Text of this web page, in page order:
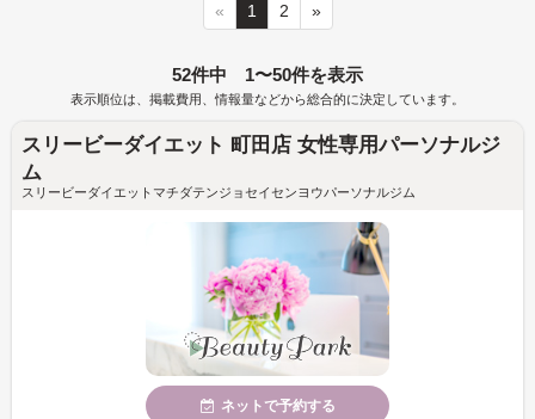
« 1 2 »
52件中 1〜50件を表示
表示順位は、掲載費用、情報量などから総合的に決定しています。
スリービーダイエット 町田店 女性専用パーソナルジ
ム
スリービーダイエットマチダテンジョセイセンヨウパーソナルジム
ネットで予約する